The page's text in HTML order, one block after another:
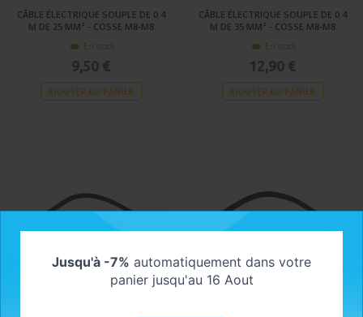
CÂBLE ÉLECTRIQUE SOUPLE DE 0.4
M DE 25 MM² - COSSE M8-M8
En stock
9,50 €
AJOUTER AU PANIER
CÂBLE ÉLECTRIQUE SOUPLE DE 0.4
M DE 35 MM² - COSSE M8-M8
En stock
12,90 €
AJOUTER AU PANIER
Jusqu'à -7% automatiquement dans votre
panier jusqu'au 16 Aout